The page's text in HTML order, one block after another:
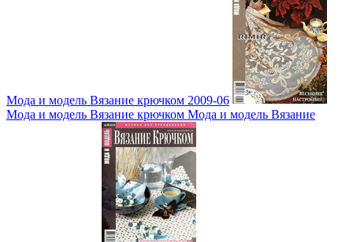
Мода и модель Вязание крючком 2009-06
Мода и модель Вязание крючком Мода и модель Вязание